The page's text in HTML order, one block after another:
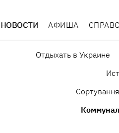
НОВОСТИ АФИША
Отдыхать в Украине